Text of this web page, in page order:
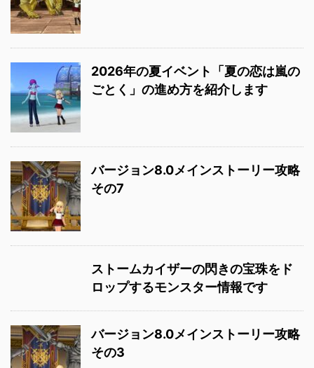
2026年の夏イベント「夏の恋は嵐の
ごとく」の進め方を紹介します
バージョン8.0メインストーリー攻略
その7
ストームカイザーの閃きの宝珠をド
ロップするモンスター情報です
バージョン8.0メインストーリー攻略
その3